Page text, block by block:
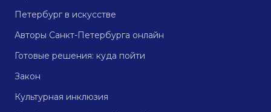
Петербург в искусстве
Авторы Санкт-Петербурга онлайн
Готовые решения: куда пойти
Закон
Культурная инклюзия